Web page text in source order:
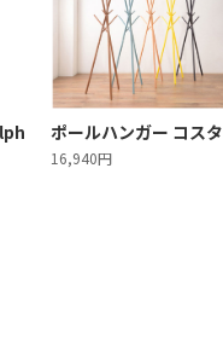
ポールハンガー コスタ
16,940円